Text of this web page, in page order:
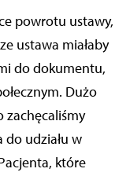
powrotu ustawy,
ustawa miałaby
do dokumentu,
Dużo
zachęcaliśmy
udziału w
które